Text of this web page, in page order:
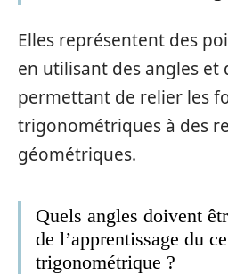
Elles représentent des
en utilisant des angles et
permettant de relier les
trigonométriques à des
géométriques.
Quels angles doivent
de l’apprentissage du
trigonométrique ?